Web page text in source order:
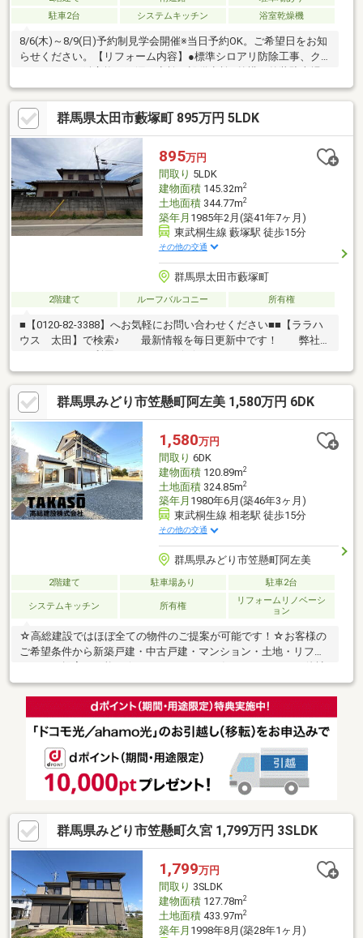
駐車2台
システムキッチン 浴室乾燥機
8/6(木)～8/9(日)予約制見学会開催※当日予約OK。ご希望日をお知
らせください。【リフォーム内容】●標準シロアリ防除工事、ク
拡張、外壁塗装、庭木伐採●水回りシステムキッチン交換、ユニ
ットバス交換、トイレ交換、洗面化粧台交換●内装間取変更、玄
関扉交換、室内ドア（一部）交換、床材上張り、シューズボック
ス交換、クロス張替え●その他設備給湯器交換、インターホン設
置、火災警報器設置、照明器具交換【おすすめポイント】・シロ
アリ防除工事施工後5年間保証・お客様に合わせたローンの組み方
や金融機関をご提案。住
群馬県太田市藪塚町 895万円 5LDK
895万円
間取り 5LDK
建物面積145.32m2
土地面積344.77m2
築年月 1985年2月(築41年7ヶ月)
東武桐生線 藪塚駅 徒歩15分
その他の交通
群馬県太田市藪塚町
2階建て ルーフバルコニー 所有権
■【0120-82-3388】へお気軽にお問い合わせください■■【ララハ
ウス 太田】で検索♪ 最新情報を毎日更新中です！ 弊社ホ
ームページをご利用くださいませ☆☆
群馬県みどり市笠懸町阿左美 1,580万円 6DK
1,580万円
間取り 6DK
建物面積120.89m2
土地面積324.85m2
築年月 1980年6月(築46年3ヶ月)
東武桐生線 相老駅 徒歩15分
その他の交通
群馬県みどり市笠懸町阿左美
2階建て 駐車場あり 駐車2台
システムキッチン 所有権
リフォームリノベーシ
ョン
☆高総建設ではほぼ全ての物件のご提案が可能です！☆お客様の
ご希望条件から新築戸建・中古戸建・マンション・土地・リフォ
で住宅ローンの融資を断られた・カードや車の既存ローンがあ
る・年収が少ない・勤続が短い・派遣、契約社員の方等☆高総建
設に全てお任せください！
群馬県みどり市笠懸町久宮 1,799万円 3SLDK
1,799万円
間取り 3SLDK
建物面積127.78m2
土地面積433.97m2
築年月 1998年8月(築28年1ヶ月)